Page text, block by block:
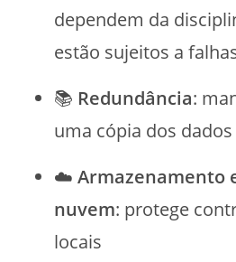
dependem da
estão sujeitos a
📚 Redundância:
uma cópia dos dados
☁️ Armazenamento
nuvem: protege
locais